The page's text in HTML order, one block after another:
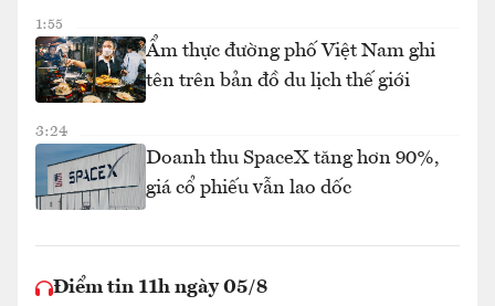
1:55
Ẩm thực đường phố Việt Nam ghi
tên trên bản đồ du lịch thế giới
3:24
Doanh thu SpaceX tăng hơn 90%,
giá cổ phiếu vẫn lao dốc
Điểm tin 11h ngày 05/8